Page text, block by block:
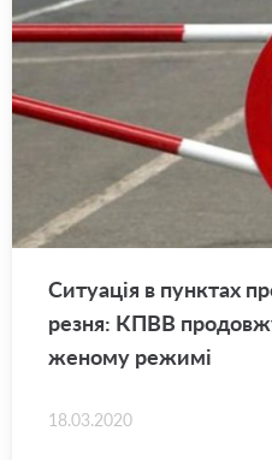
Си­ту­а­ція в пун­ктах
ре­зня: КПВВ
же­но­му ре­жи­мі
18.03.2020